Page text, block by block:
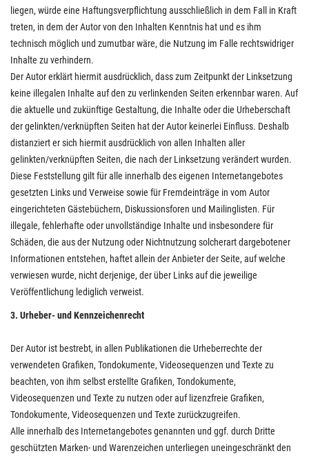
liegen, würde eine Haftungsverpflichtung ausschließlich in dem Fall in Kraft
treten, in dem der Autor von den Inhalten Kenntnis hat und es ihm
technisch möglich und zumutbar wäre, die Nutzung im Falle rechtswidriger
Inhalte zu verhindern.
Der Autor erklärt hiermit ausdrücklich, dass zum Zeitpunkt der Linksetzung
keine illegalen Inhalte auf den zu verlinkenden Seiten erkennbar waren. Auf
die aktuelle und zukünftige Gestaltung, die Inhalte oder die Urheberschaft
der gelinkten/verknüpften Seiten hat der Autor keinerlei Einfluss. Deshalb
distanziert er sich hiermit ausdrücklich von allen Inhalten aller
gelinkten/verknüpften Seiten, die nach der Linksetzung verändert wurden.
Diese Feststellung gilt für alle innerhalb des eigenen Internetangebotes
gesetzten Links und Verweise sowie für Fremdeinträge in vom Autor
eingerichteten Gästebüchern, Diskussionsforen und Mailinglisten. Für
illegale, fehlerhafte oder unvollständige Inhalte und insbesondere für
Schäden, die aus der Nutzung oder Nichtnutzung solcherart dargebotener
Informationen entstehen, haftet allein der Anbieter der Seite, auf welche
verwiesen wurde, nicht derjenige, der über Links auf die jeweilige
Veröffentlichung lediglich verweist.
3. Urheber- und Kennzeichenrecht
Der Autor ist bestrebt, in allen Publikationen die Urheberrechte der
verwendeten Grafiken, Tondokumente, Videosequenzen und Texte zu
beachten, von ihm selbst erstellte Grafiken, Tondokumente,
Videosequenzen und Texte zu nutzen oder auf lizenzfreie Grafiken,
Tondokumente, Videosequenzen und Texte zurückzugreifen.
Alle innerhalb des Internetangebotes genannten und ggf. durch Dritte
geschützten Marken- und Warenzeichen unterliegen uneingeschränkt den